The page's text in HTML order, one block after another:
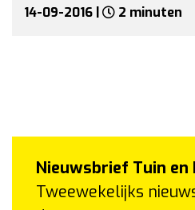
14-09-2016 | 2 minuten
Nieuwsbrief Tuin en
Tweewekelijks